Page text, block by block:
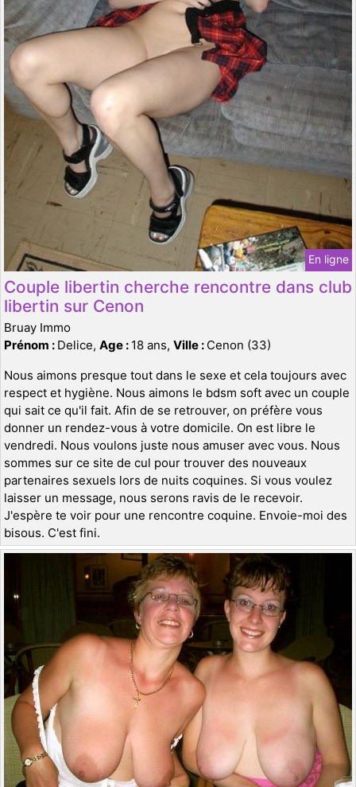
En ligne
Couple libertin cherche rencontre dans club
libertin sur Cenon
Bruay Immo
Prénom : Delice, Age : 18 ans, Ville : Cenon (33)
Nous aimons presque tout dans le sexe et cela toujours avec
respect et hygiène. Nous aimons le bdsm soft avec un couple
qui sait ce qu'il fait. Afin de se retrouver, on préfère vous
donner un rendez-vous à votre domicile. On est libre le
vendredi. Nous voulons juste nous amuser avec vous. Nous
sommes sur ce site de cul pour trouver des nouveaux
partenaires sexuels lors de nuits coquines. Si vous voulez
laisser un message, nous serons ravis de le recevoir.
J'espère te voir pour une rencontre coquine. Envoie-moi des
bisous. C'est fini.